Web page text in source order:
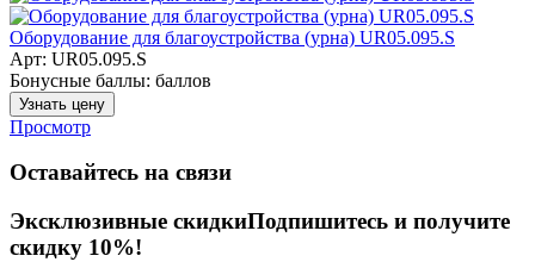
Оборудование для благоустройства (урна) UR05.095.S
Арт: UR05.095.S
Бонусные баллы: баллов
Узнать цену
Просмотр
Оставайтесь на связи
Эксклюзивные скидкиПодпишитесь и получите
скидку 10%!